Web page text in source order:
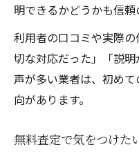
明できるかどうかも信頼
利用者の口コミや実際
切な対応だった」「説
声が多い業者は、初め
向があります。
無料査定で気をつけた